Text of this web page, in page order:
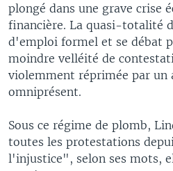
plongé dans une grave crise
financière. La quasi-totalité
d'emploi formel et se débat
moindre velléité de
violemment réprimée par un
omniprésent.
Sous ce régime de plomb,
toutes les protestations
l'injustice", selon ses mots,